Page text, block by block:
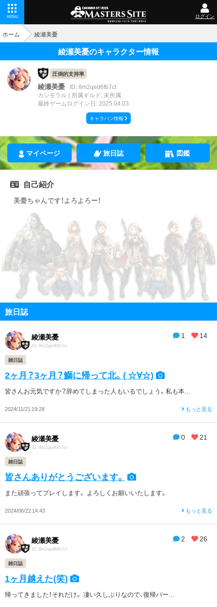
MENU ログイン
ホーム 綾瀬美憂
綾瀬美憂のキャラクター情報
圧倒的支持率
綾瀬美憂
ID: 8m2qed6fb7ct
カシモラル
所属ギルド: 未所属
最終ゲームログイン日: 2025.04.03
キャラバン情報
マイページ 旅日誌 図鑑
自己紹介
美憂ちゃんです！よろよろー！
旅日誌
1 14
綾瀬美憂
ID: 8m2qed6fb7ct
雑日誌
2ヶ月？3ヶ月？鰤に帰って北。( ☆∀☆)
皆さんお元気ですか？辞めてしまった人もいるでしょう。私も本...
2024/11/21 19:28 もっと見る
0 21
綾瀬美憂
ID: 8m2qed6fb7ct
雑日誌
皆さんありがとうございます。
また頑張ってプレイします。 よろしくお願いいたします。
2024/06/22 14:43 もっと見る
2 26
綾瀬美憂
ID: 8m2qed6fb7ct
雑日誌
1ヶ月越えた(笑)
帰ってきました！それだけ。 凄い久しぶりなので、復帰パー...